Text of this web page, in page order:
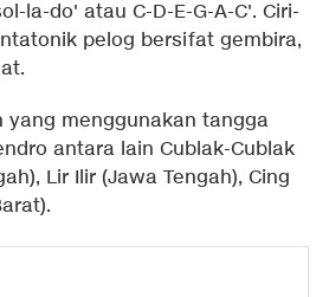
la-do' atau C-D-E-G-A-C'. Ciri-
pelog bersifat gembira,
yang menggunakan tangga
antara lain Cublak-Cublak
Lir Ilir (Jawa Tengah), Cing